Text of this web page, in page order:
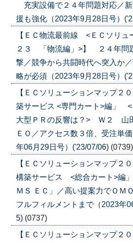
充実設備で２４年問題対応／
援も強化（2023年9月28日号）
【ＥＣ物流最前線 <ＥＣソリュ
２３ 「物流編」>】 ２４年問
撃／競争から共闘時代へ突入か
略が必須（2023年9月28日号）
【ＥＣソリューションマップ２
築サービス <専門カート>編」
大型ＰＲの反響は？> Ｗ２ 山
ＥＯ／アクセス数３倍、受注単
年06月29日号）('23/07/06) (0739)
【ＥＣソリューションマップ２
構築サービス <総合カート>編
ＭＳ ＥＣ」／高い提案力でＯＭ
フルフィルメントまで（2023年
5) (0737)
【ＥＣソリューションマップ２